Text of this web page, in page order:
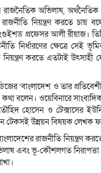
অভিলাষ, অর্থনৈতিক
নিয়ন্ত্রণ করতে চায়
প্রফেসর আলী রীয়াজ।
নির্ধারণের ক্ষেত্রে
নিয়ন্ত্রণ করতে এতটাই
‘বাংলাদেশ ও তার
বলেন। ওয়েবিনারে
হোসেন ও টেক্সাসের
টেকসই উন্নয়ন বিষয়ক
রাজনীতি নিয়ন্ত্রণ
এবং ভূ-কৌশলগত